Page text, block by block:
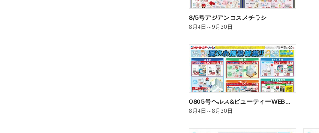
8/5号アジアンコスメチラシ
8月4日 ～9月30日
0805号ヘルス&ビューティーWEBチラシ
8月4日 ～8月30日